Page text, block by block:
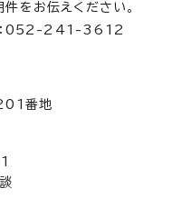
をお伝えください。
）：052-241-3612
番地